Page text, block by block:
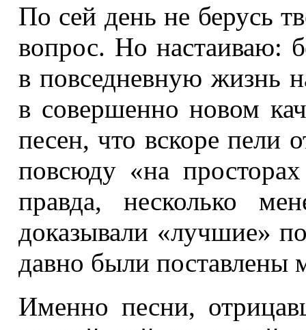
По сей день не берусь
вопрос. Но настаиваю:
в повседневную жизнь
в совершенно новом
песен, что вскоре пели
повсюду «на
правда, несколько
доказывали «лучшие»
давно были поставлены
Именно песни,